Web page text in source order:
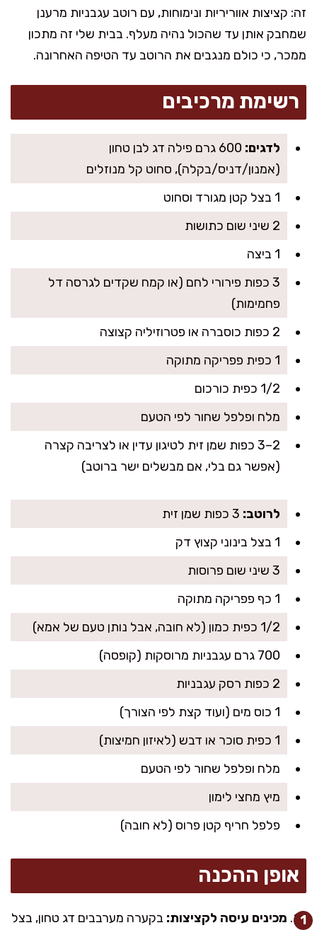
זה: קציצות אווריריות ונימוחות, עם רוטב עגבניות מרענן
שמחבק אותן עד שהכול נהיה מעלף. בבית שלי זה מתכון
ממכר, כי כולם מנגבים את הרוטב עד הטיפה האחרונה.
רשימת מרכיבים
לדגים:
600 גרם פילה דג לבן טחון
(אמנון/דניס/בקלה), סחוט קל מנוזלים
1 בצל קטן מגורד וסחוט
2 שיני שום כתושות
1 ביצה
3 כפות פירורי לחם (או קמח שקדים לגרסה דל
פחמימות)
2 כפות כוסברה או פטרוזיליה קצוצה
1 כפית פפריקה מתוקה
1/2 כפית כורכום
מלח ופלפל שחור לפי הטעם
2–3 כפות שמן זית לטיגון עדין או לצריבה קצרה
(אפשר גם בלי, אם מבשלים ישר ברוטב)
לרוטב:
1 בצל בינוני קצוץ דק
3 שיני שום פרוסות
1 כף פפריקה מתוקה
1/2 כפית כמון (לא חובה, אבל נותן טעם של אמא)
700 גרם עגבניות מרוסקות (קופסה)
2 כפות רסק עגבניות
1 כוס מים (ועוד קצת לפי הצורך)
1 כפית סוכר או דבש (לאיזון חמיצות)
מלח ופלפל שחור לפי הטעם
מיץ מחצי לימון
פלפל חריף קטן פרוס (לא חובה)
אופן ההכנה
מכינים עיסה לקציצות: בקערה מערבבים דג טחון, בצל